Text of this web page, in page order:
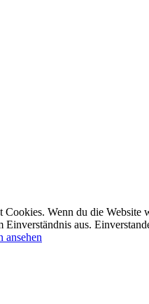
Cookies. Wenn du die Website
Einverständnis aus.
ansehen